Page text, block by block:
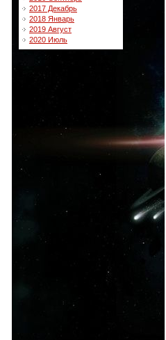
2017 Декабрь
2018 Январь
2019 Август
2020 Июль